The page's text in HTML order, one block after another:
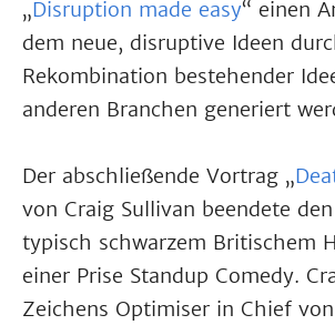
„Disruption made easy“ einen
dem neue, disruptive Ideen
Rekombination bestehender
anderen Branchen generiert
Der abschließende Vortrag „
von Craig Sullivan beendete
typisch schwarzem Britischem
einer Prise Standup Comedy.
Zeichens Optimiser in Chief